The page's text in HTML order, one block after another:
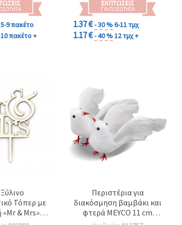
5-9 πακέτο
10 πακέτο +
ΕΚΠΤΏΣΕΙΣ
ΓΙΑ ΠΟΣΌΤΗΤΑ
1.37 €- 30 %6-11 τμχ
1.17 €- 40 %12 τμχ +
Τόπερ με
& Mrs»,
mm
Περιστέρια για
διακόσμηση βαμβάκι και
φτερά MEYCO 11 cm
χρώμα λευκό -2 τεμάχια